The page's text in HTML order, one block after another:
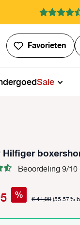
Favorieten
Sale
Hilfiger
Beoordeling 9/10
% € 44,90(55.57%